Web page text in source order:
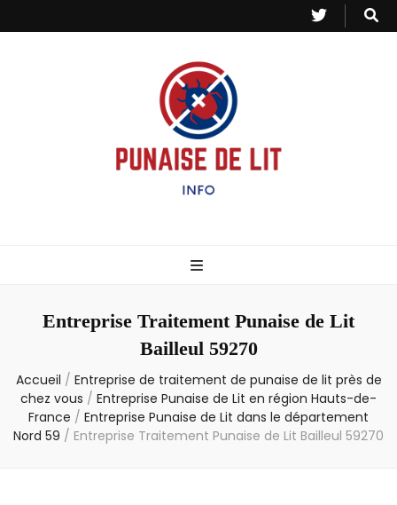
– Info
Entreprise Traitement Punaise de Lit
Bailleul 59270
Accueil / Entreprise de traitement de punaise de lit près de
chez vous / Entreprise Punaise de Lit en région Hauts-de-
France / Entreprise Punaise de Lit dans le département
Nord 59 / Entreprise Traitement Punaise de Lit Bailleul 59270